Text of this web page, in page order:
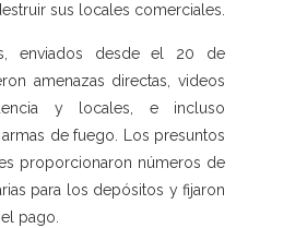
sus locales comerciales.
enviados desde el 20 de
amenazas directas, videos
y locales, e incluso
de fuego. Los presuntos
proporcionaron números de
para los depósitos y fijaron
pago.